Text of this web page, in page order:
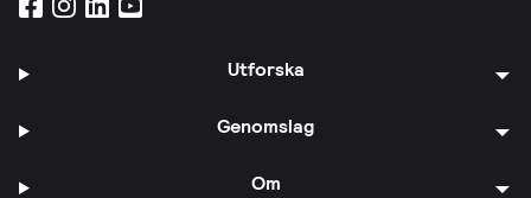
Utforska
Genomslag
Om